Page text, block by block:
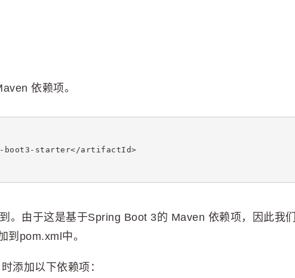
依赖项。
starter</artifactId>
。由于这是基于Spring Boot 3的 Maven 依赖项，因此我们
到pom.xml中。
添加以下依赖项：